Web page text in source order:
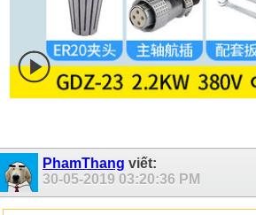
PhamThang viết:
30-05-2019 03:20:36 PM